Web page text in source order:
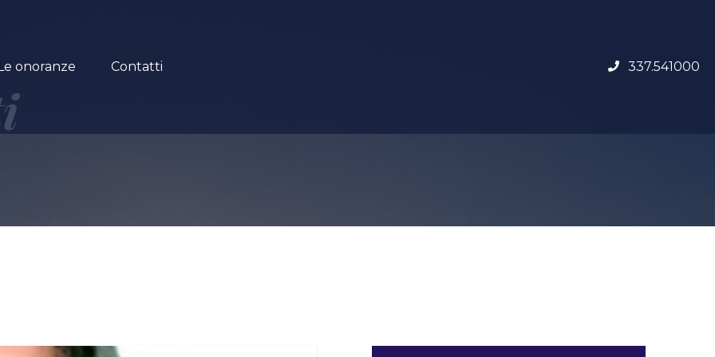
onoranze Contatti 337.541000